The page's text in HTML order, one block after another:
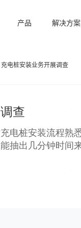
产品 解决方案
充电桩安装业务开展调查